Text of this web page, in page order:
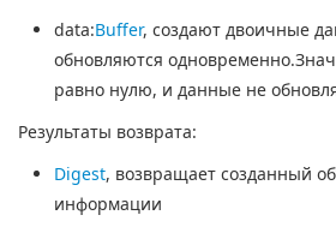
data:Buffer, создают двоичные
обновляются
равно нулю, и данные не
Результаты возврата:
Digest, возвращает созданный
информации